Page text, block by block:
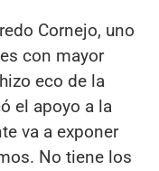
Cornejo, uno
con mayor
eco de la
el apoyo a la
va a exponer
No tiene los